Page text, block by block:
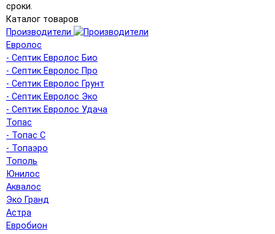
сроки.
Каталог товаров
Производители
Евролос
- Септик Евролос Био
- Септик Евролос Про
- Септик Евролос Грунт
- Септик Евролос Эко
- Септик Евролос Удача
Топас
- Топас С
- Топаэро
Тополь
Юнилос
Аквалос
Эко Гранд
Астра
Евробион